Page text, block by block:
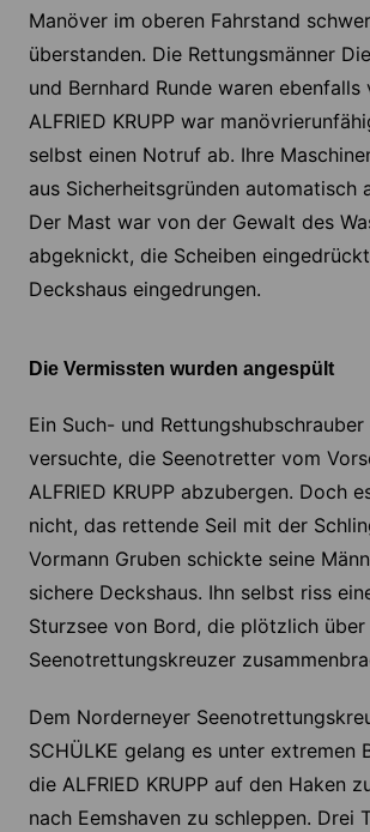
Manöver im oberen Fahrstand
überstanden. Die Rettungsmänner
und Bernhard Runde waren
ALFRIED KRUPP war
selbst einen Notruf ab. Ihre
aus Sicherheitsgründen automatisch
Der Mast war von der Gewalt des
abgeknickt, die Scheiben
Deckshaus eingedrungen.
Die Vermissten wurden angespült
Ein Such- und
versuchte, die Seenotretter vom
ALFRIED KRUPP abzubergen. Doch
nicht, das rettende Seil mit der
Vormann Gruben schickte seine
sichere Deckshaus. Ihn selbst riss
Sturzsee von Bord, die plötzlich über
Seenotrettungskreuzer
Dem Norderneyer
SCHÜLKE gelang es unter extremen
die ALFRIED KRUPP auf den Haken
nach Eemshaven zu schleppen. Drei